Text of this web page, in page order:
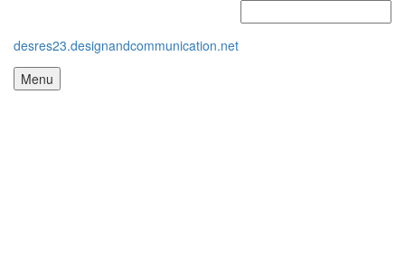
desres23.designandcommunication.net
Menu